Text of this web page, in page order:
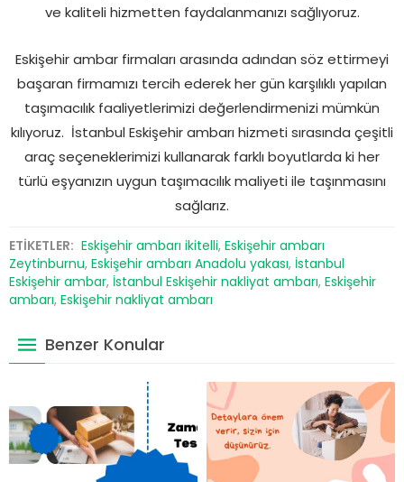
ve kaliteli hizmetten faydalanmanızı sağlıyoruz.
Eskişehir ambar firmaları arasında adından söz ettirmeyi
başaran firmamızı tercih ederek her gün karşılıklı yapılan
taşımacılık faaliyetlerimizi değerlendirmenizi mümkün
kılıyoruz. İstanbul Eskişehir ambarı hizmeti sırasında çeşitli
araç seçeneklerimizi kullanarak farklı boyutlarda ki her
türlü eşyanızın uygun taşımacılık maliyeti ile taşınmasını
sağlarız.
ETİKETLER: Eskişehir ambarı ikitelli, Eskişehir ambarı
Zeytinburnu, Eskişehir ambarı Anadolu yakası, İstanbul
Eskişehir ambar, İstanbul Eskişehir nakliyat ambarı, Eskişehir
ambarı, Eskişehir nakliyat ambarı
Benzer Konular